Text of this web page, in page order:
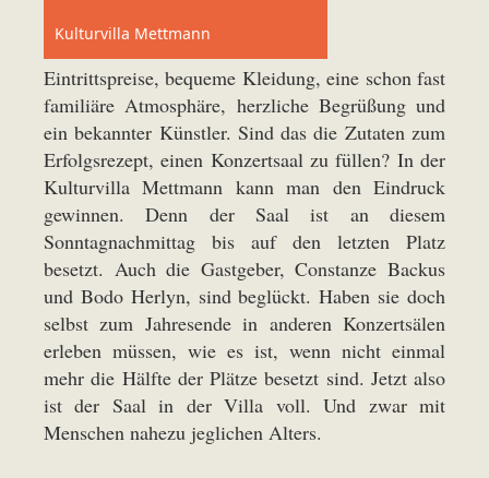
Kulturvilla Mettmann
Eintrittspreise, bequeme Kleidung, eine schon fast
familiäre Atmosphäre, herzliche Begrüßung und
ein bekannter Künstler. Sind das die Zutaten zum
Erfolgsrezept, einen Konzertsaal zu füllen? In der
Kulturvilla Mettmann kann man den Eindruck
gewinnen. Denn der Saal ist an diesem
Sonntagnachmittag bis auf den letzten Platz
besetzt. Auch die Gastgeber, Constanze Backus
und Bodo Herlyn, sind beglückt. Haben sie doch
selbst zum Jahresende in anderen Konzertsälen
erleben müssen, wie es ist, wenn nicht einmal
mehr die Hälfte der Plätze besetzt sind. Jetzt also
ist der Saal in der Villa voll. Und zwar mit
Menschen nahezu jeglichen Alters.